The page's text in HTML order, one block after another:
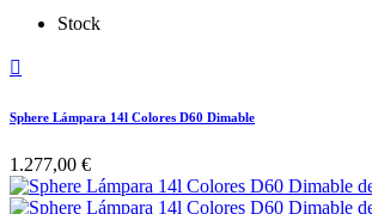
Stock

Sphere Lámpara 14l Colores D60 Dimable
1.277,00 €